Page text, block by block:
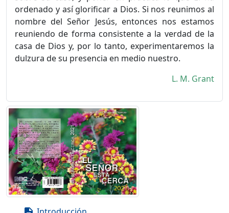
ordenado y así glorificar a Dios. Si nos reunimos al
nombre del Señor Jesús, entonces nos estamos
reuniendo de forma consistente a la verdad de la
casa de Dios y, por lo tanto, experimentaremos la
dulzura de su presencia en medio nuestro.
L. M. Grant